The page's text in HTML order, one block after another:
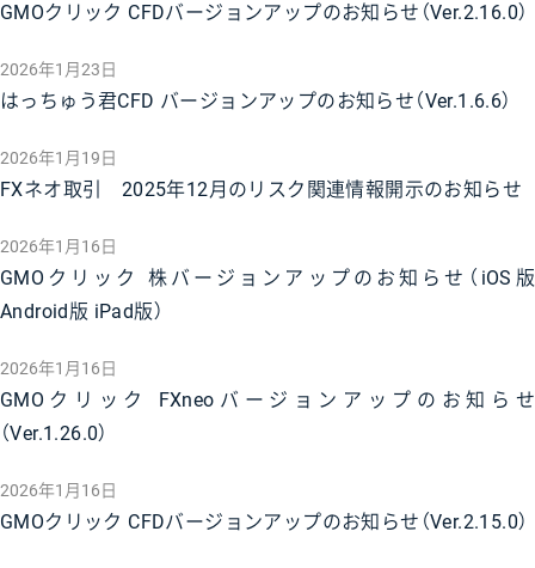
GMOクリック CFDバージョンアップのお知らせ（Ver.2.16.0）
2026年1月23日
はっちゅう君CFD バージョンアップのお知らせ（Ver.1.6.6）
2026年1月19日
FXネオ取引 2025年12月のリスク関連情報開示のお知らせ
2026年1月16日
GMOクリック 株バージョンアップのお知らせ（iOS版
Android版 iPad版）
2026年1月16日
GMOクリック FXneoバージョンアップのお知らせ
（Ver.1.26.0）
2026年1月16日
GMOクリック CFDバージョンアップのお知らせ（Ver.2.15.0）